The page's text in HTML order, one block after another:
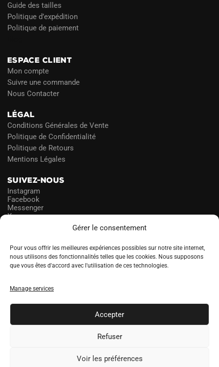
Gérer le consentement
Pour vous offrir les meilleures expériences possibles sur notre site internet,
nous utilisons des fonctionnalités telles que les cookies. Nous supposons
que vous êtes d'accord avec l'utilisation de ces technologies.
Manage services
Accepter
Refuser
Voir les préférences
Guide des tailles
Politique d’expédition
Politique de paiement
ESPACE CLIENT
Mon compte
Suivre une commande
Nous Contacter
LÉGAL
Conditions Générales de Vente
Politique de Confidentialité
Politique de Retours
Mentions Légales
SUIVEZ-NOUS
Instagram
Facebook
Messenger
X
LANGUE